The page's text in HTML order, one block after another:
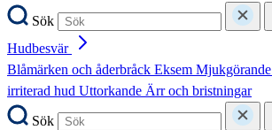
Sök
Hudbesvär
Blåmärken och åderbråck Eksem Mjukgörande
irriterad hud Uttorkande Ärr och bristningar
Sök